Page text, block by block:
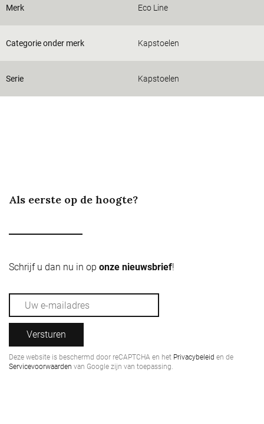
Merk Eco Line
Categorie onder merk Kapstoelen
Serie Kapstoelen
Als eerste op de hoogte?
Schrijf u dan nu in op onze nieuwsbrief!
Versturen
Deze website is beschermd door reCAPTCHA en het Privacybeleid en de
Servicevoorwaarden van Google zijn van toepassing.